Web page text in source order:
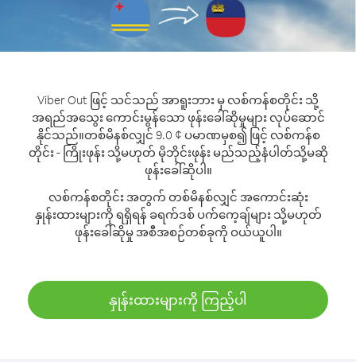
Viber Out ဖြင့် သင်သည် အာရူးဘား မှ လစ်ကန်စတိုင်း သို့
အရည်အသွေး ကောင်းမွန်သော ဖုန်းခေါ်ဆိုမှုများ လုပ်ဆောင်
နိုင်သည်။တစ်မိနစ်လျှင် 9.0 ¢ ပမာဏမှစ၍ ဖြင့် လစ်ကန်စ
တိုင်း - ကြိုးဖုန်း သို့မဟုတ် မိုဘိုင်းဖုန်း မည်သည့်နံပါတ်သို့မဆို
ဖုန်းခေါ်ဆိုပါ။
လစ်ကန်စတိုင်း အတွက် တစ်မိနစ်လျှင် အကောင်းဆုံး
နှုန်းထားများကို ရရှိရန် ခရက်ဒစ် ပက်ကေ့ချ်များ သို့မဟုတ်
ဖုန်းခေါ်ဆိုမှု အစီအစဉ်တစ်ခုကို ဝယ်ယူပါ။
နှုန်းထားများကို ကြည့်ပါ